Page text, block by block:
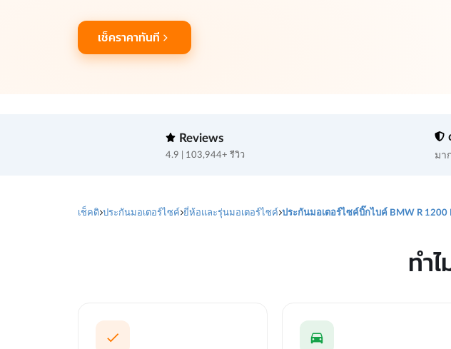
เช็คราคาทันที
Reviews
4.9 | 103,944+ รีวิว มา
เช็คดิ ประกันมอเตอร์ไซค์ ยี่ห้อและรุ่นมอเตอร์ไซค์ ประกันมอเตอร์ไซค์บิ๊กไบค์ BMW R 1200
ทำ